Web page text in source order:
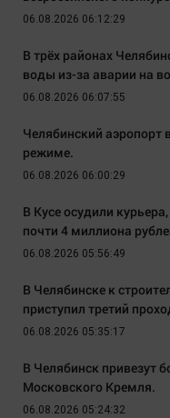
06.08.2026 06:12:29
В трёх районах
воды из-за аварии на
06.08.2026 06:07:55
Челябинский аэропорт
режиме.
06.08.2026 06:00:29
В Кусе осудили
почти 4 миллиона
06.08.2026 05:56:49
В Челябинске к
приступил третий
06.08.2026 05:35:17
В Челябинск привезут
Московского Кремля.
06.08.2026 05:24:32